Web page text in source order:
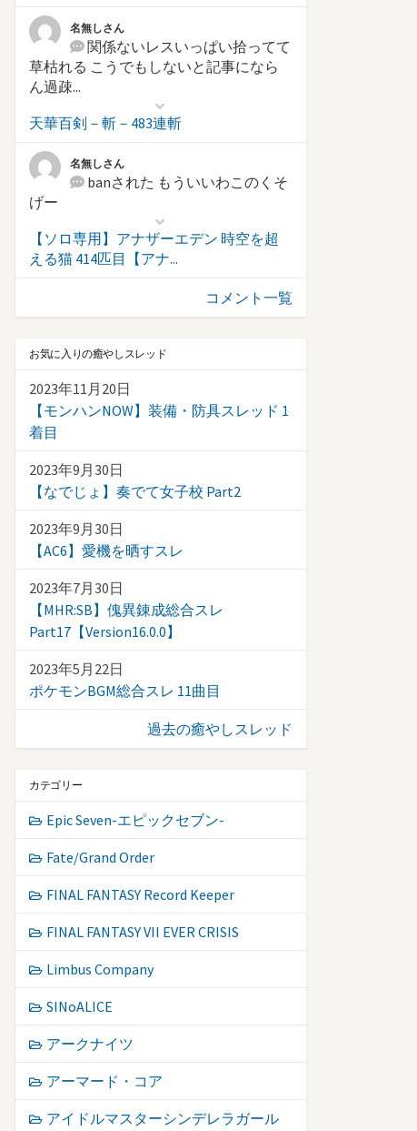
名無しさん
関係ないレスいっぱい拾ってて
草枯れる こうでもしないと記事になら
ん過疎...
天華百剣－斬－483連斬
名無しさん
banされた もういいわこのくそ
げー
【ソロ専用】アナザーエデン 時空を超
える猫 414匹目【アナ...
コメント一覧
お気に入りの癒やしスレッド
2023年11月20日
【モンハンNOW】装備・防具スレッド 1
着目
2023年9月30日
【なでじょ】奏でて女子校 Part2
2023年9月30日
【AC6】愛機を晒すスレ
2023年7月30日
【MHR:SB】傀異錬成総合スレ
Part17【Version16.0.0】
2023年5月22日
ポケモンBGM総合スレ 11曲目
過去の癒やしスレッド
カテゴリー
Epic Seven-エピックセブン-
Fate/Grand Order
FINAL FANTASY Record Keeper
FINAL FANTASY VII EVER CRISIS
Limbus Company
SINoALICE
アークナイツ
アーマード・コア
アイドルマスターシンデレラガール